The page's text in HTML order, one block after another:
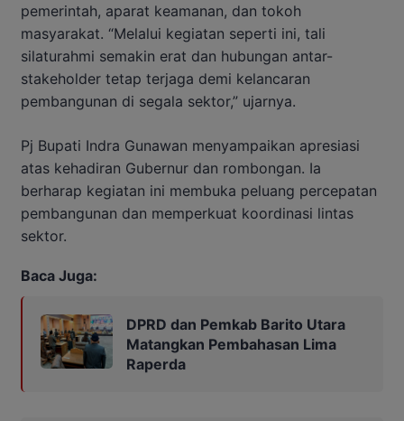
pemerintah, aparat keamanan, dan tokoh
masyarakat. “Melalui kegiatan seperti ini, tali
silaturahmi semakin erat dan hubungan antar-
stakeholder tetap terjaga demi kelancaran
pembangunan di segala sektor,” ujarnya.
Pj Bupati Indra Gunawan menyampaikan apresiasi
atas kehadiran Gubernur dan rombongan. Ia
berharap kegiatan ini membuka peluang percepatan
pembangunan dan memperkuat koordinasi lintas
sektor.
Baca Juga:
DPRD dan Pemkab Barito Utara
Matangkan Pembahasan Lima
Raperda